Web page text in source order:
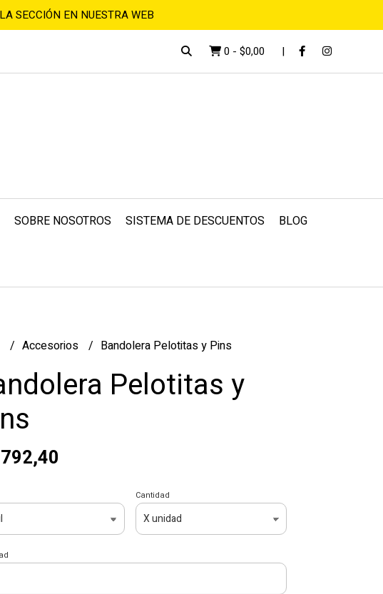
SECCIÓN EN NUESTRA WEB
0 - $0,00
SOBRE NOSOTROS SISTEMA DE DESCUENTOS BLOG
Accesorios Bandolera Pelotitas y Pins
Pelotitas y
Cantidad